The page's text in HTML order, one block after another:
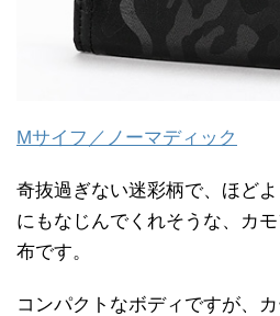
Mサイフ／ノーマディック
奇抜過ぎない迷彩柄で、ほど
にもなじんでくれそうな、カ
布です。
コンパクトなボディですが、